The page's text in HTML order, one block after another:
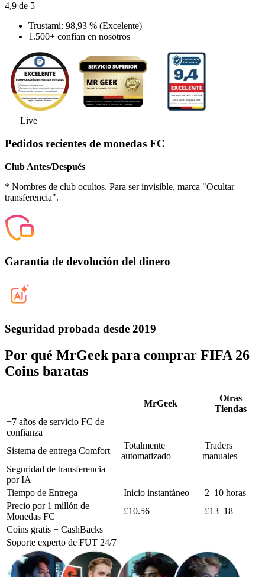
4,9 de 5
Trustami: 98,93 % (Excelente)
1.500+ confían en nosotros
Live
Pedidos recientes de monedas FC
Club Antes/Después
* Nombres de club ocultos. Para ser invisible, marca "Ocultar
transferencia".
Garantía de devolución del dinero
Seguridad probada desde 2019
Por qué MrGeek para comprar FIFA 26
Coins baratas
MrGeek
Otras
Tiendas
+7 años de servicio FC de
confianza
Sistema de entrega Comfort
Totalmente
automatizado
Traders
manuales
Seguridad de transferencia
por IA
Tiempo de Entrega
Inicio instantáneo
2–10 horas
Precio por 1 millón de
Monedas FC
£10.56
£13–18
Coins gratis + CashBacks
Soporte experto de FUT 24/7